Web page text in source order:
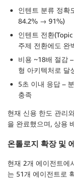
인텐트 분류 정확
84.2% → 91%)
인텐트 전환
주제 전환에도 완
비용 ~18배 절감
형 아키텍처로 달
5초 이내 응답 –
충족
현재 신용 한도 관리
을 완료했으며, 상용
온톨로지 확장 및
현재 2개 에이전트에
는 51개 에이전트로